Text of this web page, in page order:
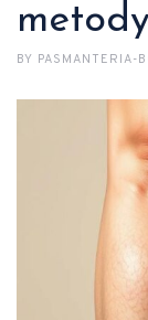
BY PASMANTERIA-